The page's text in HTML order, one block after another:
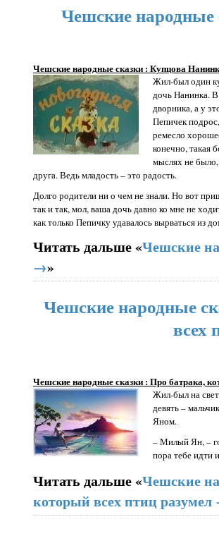
Чешские
Чешские народные сказки : Купцова
Жил-был один
дочь Нанинка. В
дворника, а у
Пепичек
ремесло
конечно, такая
мыслях не
друга. Ведь младость – это радость.
Долго родители ни о чем не знали. Но вот
так и так, мол, ваша дочь давно ко мне не
как только Пепичку удавалось вырваться из
Читать дальше «Чешские
→»
Чешские народные
всех
Чешские народные сказки : Про батрака,
Жил-был на
девять –
Яном.
– Милый Ян, –
пора тебе идти
Читать дальше «Чешские
который всех птиц